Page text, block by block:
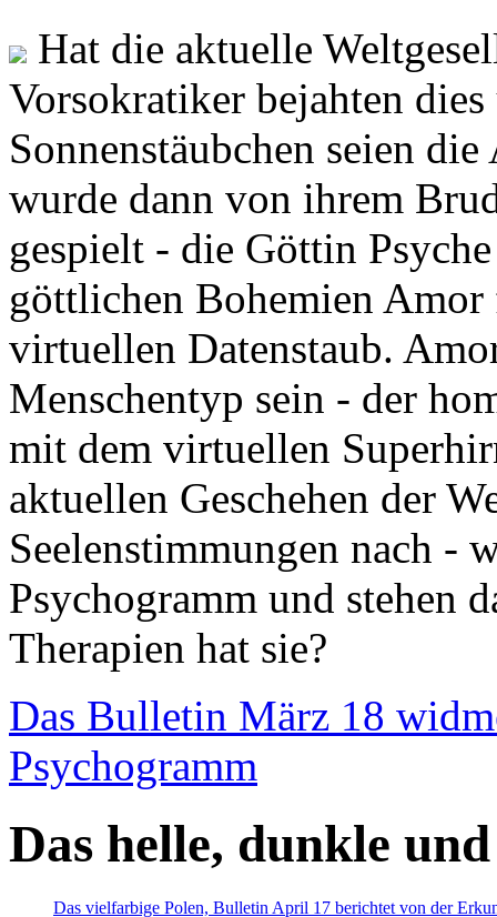
Hat die aktuelle
Vorsokratiker bejahten
Sonnenstäubchen seien
wurde dann von ihrem
gespielt - die Göttin
göttlichen Bohemien
virtuellen Datenstaub.
Menschentyp sein - der
mit dem virtuellen
aktuellen Geschehen der
Seelenstimmungen nach -
Psychogramm und stehen
Therapien hat sie?
Das Bulletin März 18
Psychogramm
Das helle, dunkle
Das vielfarbige Polen, Bulletin April 17 berichtet von der